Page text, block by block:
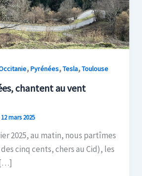
,Pyrénées,Tesla,Toulouse
chantent au vent
12 mars 2025
2025, au matin, nous partîmes
cinq cents, chers au Cid), les
[…]